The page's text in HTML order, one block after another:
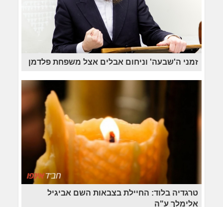
זמני ה'שבעה' וניחום אבלים אצל משפחת פלדמן
טרגדיה בלוד: החיילת בצבאות השם אביגיל
אלימלך ע"ה